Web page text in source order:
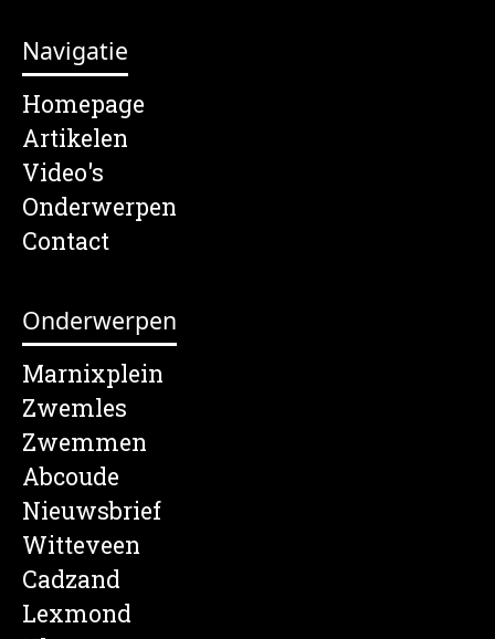
Navigatie
Homepage
Artikelen
Video's
Onderwerpen
Contact
Onderwerpen
Marnixplein
Zwemles
Zwemmen
Abcoude
Nieuwsbrief
Witteveen
Cadzand
Lexmond